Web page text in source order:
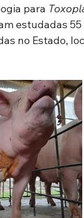
para
estudadas
no Estado,